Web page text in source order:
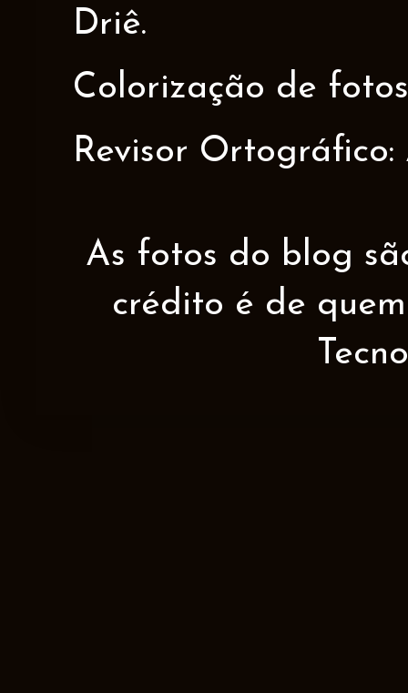
Driê.
Colorização de
Revisor Ortográfico:
As fotos do blog
crédito é de